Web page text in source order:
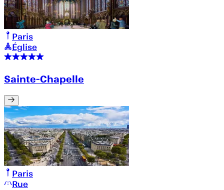
Paris
Église
Sainte-Chapelle
Paris
Rue